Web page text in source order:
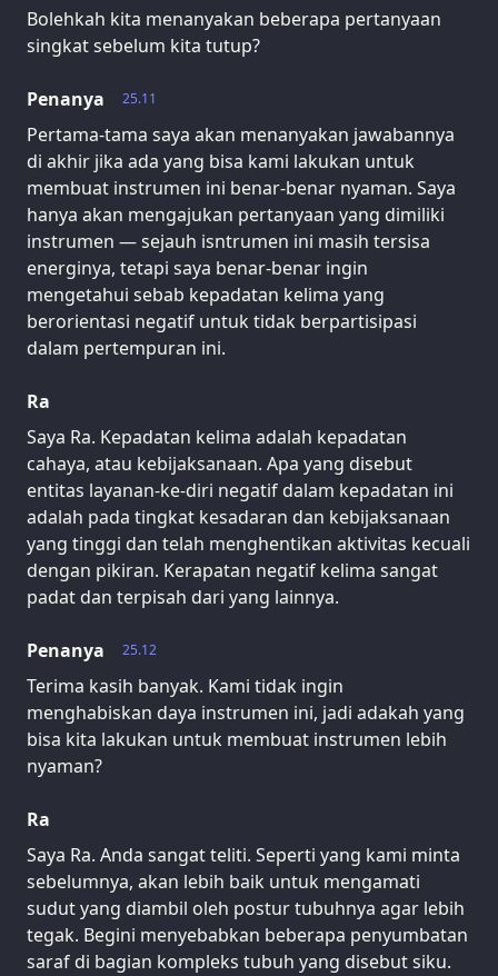
Bolehkah kita menanyakan beberapa pertanyaan
singkat sebelum kita tutup?
25.11
Penanya
Pertama-tama saya akan menanyakan jawabannya
di akhir jika ada yang bisa kami lakukan untuk
membuat instrumen ini benar-benar nyaman. Saya
hanya akan mengajukan pertanyaan yang dimiliki
instrumen — sejauh isntrumen ini masih tersisa
energinya, tetapi saya benar-benar ingin
mengetahui sebab kepadatan kelima yang
berorientasi negatif untuk tidak berpartisipasi
dalam pertempuran ini.
Ra
Saya Ra. Kepadatan kelima adalah kepadatan
cahaya, atau kebijaksanaan. Apa yang disebut
entitas layanan-ke-diri negatif dalam kepadatan ini
adalah pada tingkat kesadaran dan kebijaksanaan
yang tinggi dan telah menghentikan aktivitas kecuali
dengan pikiran. Kerapatan negatif kelima sangat
padat dan terpisah dari yang lainnya.
25.12
Penanya
Terima kasih banyak. Kami tidak ingin
menghabiskan daya instrumen ini, jadi adakah yang
bisa kita lakukan untuk membuat instrumen lebih
nyaman?
Ra
Saya Ra. Anda sangat teliti. Seperti yang kami minta
sebelumnya, akan lebih baik untuk mengamati
sudut yang diambil oleh postur tubuhnya agar lebih
tegak. Begini menyebabkan beberapa penyumbatan
saraf di bagian kompleks tubuh yang disebut siku.